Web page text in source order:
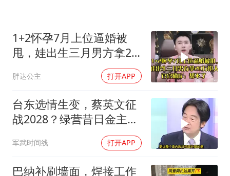
公安部通报：抓获犯罪嫌疑人8200余名
上海将苏州河水强排至黄浦江
我国民营企业创新动能持续增强
1+2怀孕7月上位逼婚被
甩，娃出生三月男方拿20
胖达公主 打开APP
台东选情生变，蔡英文征
战2028？绿营昔日金主：
军武时间线 打开APP
巴纳补刷墙面，焊接工作